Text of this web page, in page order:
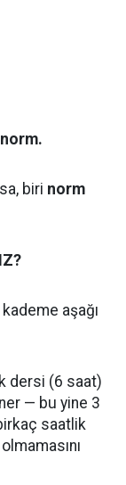
biri norm
aşağı
dersi (6 saat)
— bu yine 3
saatlik